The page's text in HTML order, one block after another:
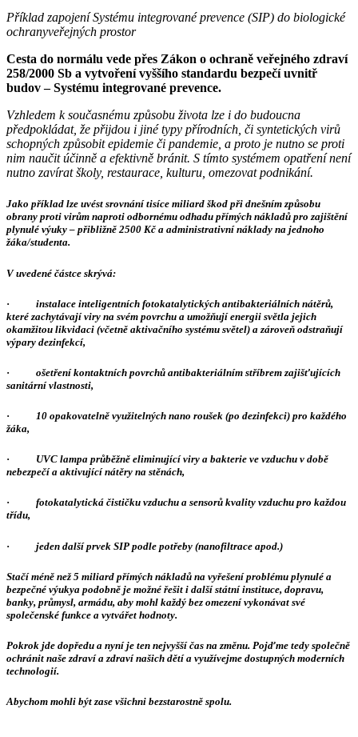
Příklad zapojení Systému integrované prevence (SIP) do biologické
ochranyveřejných prostor
Cesta do normálu vede přes Zákon o ochraně veřejného zdraví
258/2000 Sb a vytvoření vyššího standardu bezpečí uvnitř
budov – Systému integrované prevence.
Vzhledem ksoučasnému způsobu života lze i do budoucna
předpokládat, že přijdou i jiné typy přírodních, či syntetických virů
schopných způsobit epidemie či pandemie, a proto je nutno se proti
nim naučit účinně a efektivně bránit. S tímto systémem opatření není
nutno zavírat školy, restaurace, kulturu, omezovat podnikání.
Jako příklad lze uvést srovnání tisíce miliard škod při dnešním způsobu
obrany proti virům naproti odbornému odhadu přímých nákladů pro zajištění
plynulé výuky – přibližně 2500 Kč a administrativní náklady na jednoho
žáka/studenta.
V uvedené částce skrývá:
·
instalace inteligentních fotokatalytických antibakteriálních nátěrů,
které zachytávají viry na svém povrchu a umožňují energii světla jejich
okamžitou likvidaci (včetně aktivačního systému světel) a zároveň odstraňují
výpary dezinfekcí,
· ošetření kontaktních povrchů antibakteriálním stříbrem zajišťujících
sanitární vlastnosti,
· 10 opakovatelně využitelných nano roušek (po dezinfekci) pro každého
žáka,
· UVC lampa průběžně eliminující viry a bakterie ve vzduchu v době
nebezpečí a aktivující nátěry na stěnách,
· fotokatalytická čističku vzduchu a sensorů kvality vzduchu pro každou
třídu,
· jeden další prvek SIP podle potřeby (nanofiltrace apod.)
Stačí méně než 5 miliard přímých nákladů na vyřešení problému plynulé a
bezpečné výukya podobně je možné řešit i další státní instituce, dopravu,
banky, průmysl, armádu, aby mohl každý bez omezení vykonávat své
společenské funkce a vytvářet hodnoty.
Pokrok jde dopředu a nyní je ten nejvyšší čas na změnu. Pojďme tedy společně
ochránit naše zdraví a zdraví našich dětí a využívejme dostupných moderních
technologií.
Abychom mohli být zase všichni bezstarostně spolu.